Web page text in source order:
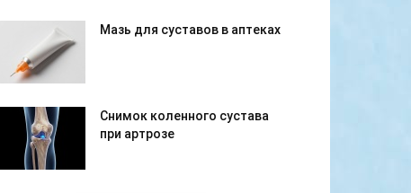
Мазь для суставов в аптеках
Снимок коленного сустава
при артрозе